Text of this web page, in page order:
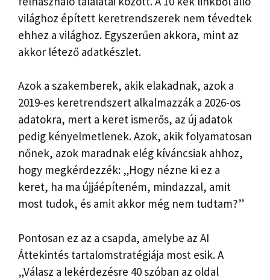
világhoz épített keretrendszerek nem tévedtek
ehhez a világhoz. Egyszerűen akkora, mint az
akkor létező adatkészlet.
Azok a szakemberek, akik elakadnak, azok a
2019-es keretrendszert alkalmazzák a 2026-os
adatokra, mert a keret ismerős, az új adatok
pedig kényelmetlenek. Azok, akik folyamatosan
nőnek, azok maradnak elég kíváncsiak ahhoz,
hogy megkérdezzék: „Hogy nézne ki ez a
keret, ha ma újjáépíteném, mindazzal, amit
most tudok, és amit akkor még nem tudtam?”
Pontosan ez az a csapda, amelybe az AI
Áttekintés tartalomstratégiája most esik. A
„Válasz a lekérdezésre 40 szóban az oldal